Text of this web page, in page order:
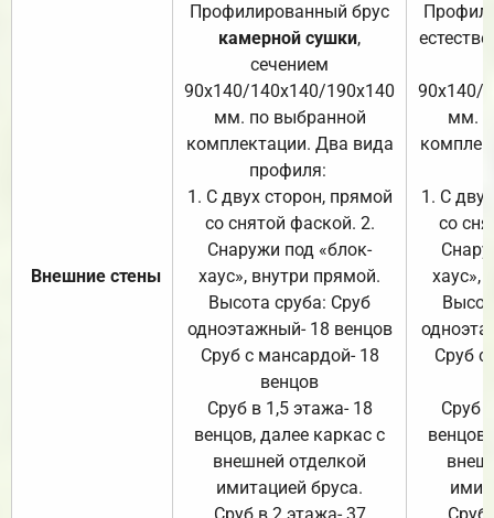
Внешние стены
Профилированный брус
камерной сушки,
сечением
90х140/140х140/190х140
мм. по выбранной
комплектации. Два вида
профиля:
1. С двух сторон, прямой
со снятой фаской. 2.
Снаружи под «блок-
хаус», внутри прямой.
Высота сруба: Сруб
одноэтажный- 18 венцов
Сруб с мансардой- 18
венцов
Сруб в 1,5 этажа- 18
венцов, далее каркас с
внешней отделкой
имитацией бруса.
90х140/
мм.
1. С
со
хаус»,
Сруб с
Сруб